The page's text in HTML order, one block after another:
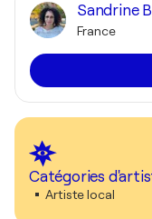
Sandrine
France
Catégories
Artiste local